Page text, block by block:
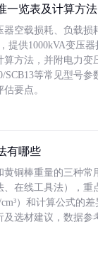
一览表及计算方法
器空载损耗、负载损
提供1000kVA变压
算方法，并附电力变
SCB13等常见型号参
要点。
有哪些
黄铜棒重量的三种常
、在线工具法），重
）和计算公式的
及选材建议，数据参